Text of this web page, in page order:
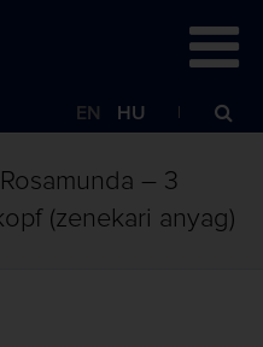
EN HU
– 3
(zenekari anyag)